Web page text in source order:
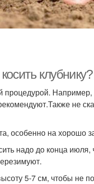
клубнику?
процедурой.
не
особенно на хорошо
надо до конца июля,
5-7 см, чтобы не